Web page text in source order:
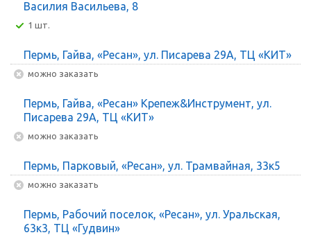
Василия Васильева, 8
1 шт.
Пермь, Гайва, «Ресан», ул. Писарева 29А, ТЦ «КИТ»
Можно заказать
Пермь, Гайва, «Ресан» Крепеж&Инструмент, ул.
Писарева 29А, ТЦ «КИТ»
Можно заказать
Пермь, Парковый, «Ресан», ул. Трамвайная, 33к5
Можно заказать
Пермь, Рабочий поселок, «Ресан», ул. Уральская,
63к3, ТЦ «Гудвин»